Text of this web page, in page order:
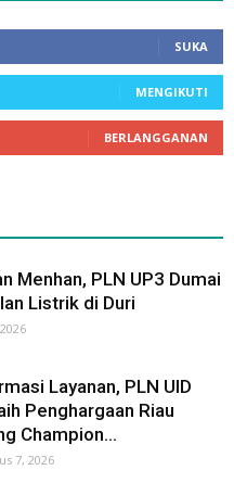
SUKA
MENGIKUTI
BERLANGGANAN
Menhan, PLN UP3 Dumai
Listrik di Duri
Layanan, PLN UID
Penghargaan Riau
Champion...
7, 2026